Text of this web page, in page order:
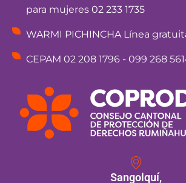
para mujeres 02 233 1735
WARMI PICHINCHA Línea
CEPAM 02 208 1796 - 099 268
Sangolquí,